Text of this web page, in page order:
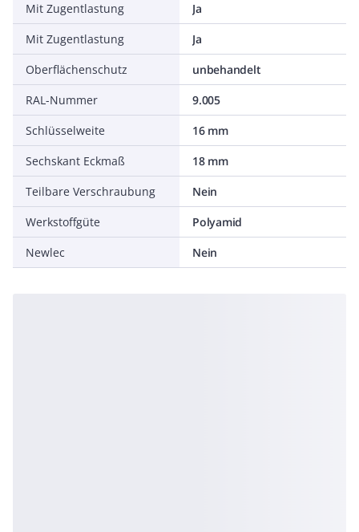
Mit Zugentlastung
Ja
Mit Zugentlastung
Ja
Oberflächenschutz
unbehandelt
RAL-Nummer
9.005
Schlüsselweite
16 mm
Sechskant Eckmaß
18 mm
Teilbare Verschraubung
Nein
Werkstoffgüte
Polyamid
Newlec
Nein